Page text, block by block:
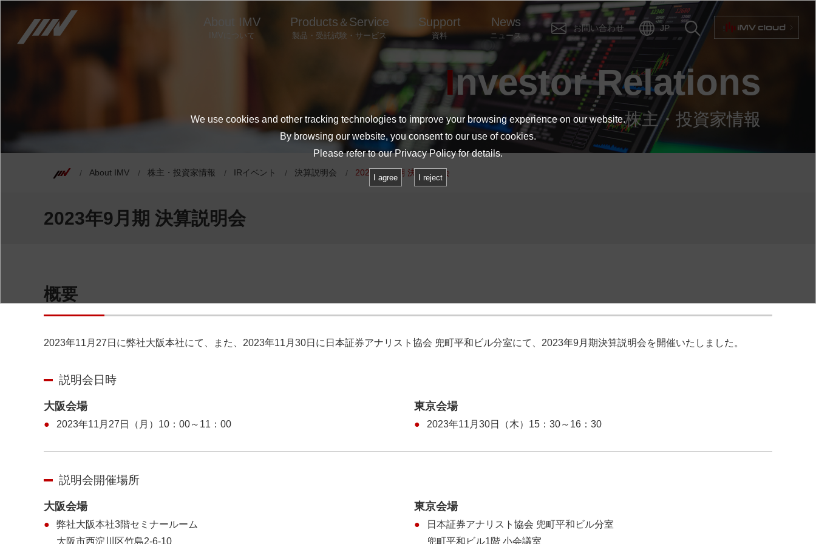
About IMV
IMVについて
Products ＆ Service
製品・受託試験・サービス
Support
資料
News
ニュース
お問い合わせ JP
Investor Relations
株主・投資家情報
About IMV 株主・投資家情報 IRイベント 決算説明会 2023年9月期 決算説明会
2023年9月期 決算説明会
概要
2023年11月27日に弊社大阪本社にて、また、2023年11月30日に日本証券アナリスト協会 兜町平和ビル分室にて、2023年9月期決算説明会を開催いたしました。
説明会日時
大阪会場
2023年11月27日（月）10：00～11：00
東京会場
2023年11月30日（木）15：30～16：30
説明会開催場所
大阪会場
弊社大阪本社3階セミナールーム
大阪市西淀川区竹島2-6-10
東京会場
日本証券アナリスト協会 兜町平和ビル分室
兜町平和ビル1階 小会議室
We use cookies and other tracking technologies to improve your browsing experience on our website.
By browsing our website, you consent to our use of cookies.
Please refer to ourPrivacy Policy for details.
I agree I reject